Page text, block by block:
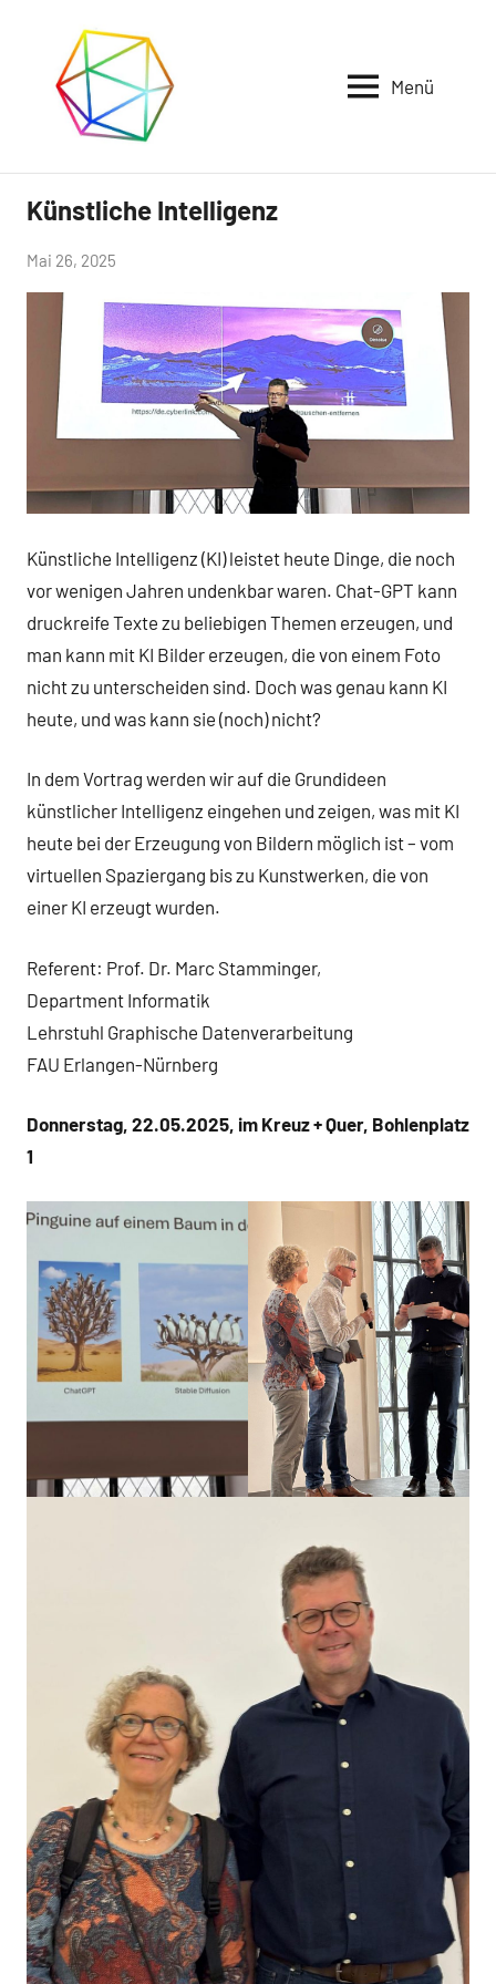
springen
vielseitig
e.V.
Menü
Uncategorized
Künstliche Intelligenz
von
Günter
Roßmeißl
Mai 26, 2025
Künstliche Intelligenz (KI) leistet heute Dinge, die noch
vor wenigen Jahren undenkbar waren. Chat-GPT kann
druckreife Texte zu beliebigen Themen erzeugen, und
man kann mit KI Bilder erzeugen, die von einem Foto
nicht zu unterscheiden sind. Doch was genau kann KI
heute, und was kann sie (noch) nicht?
In dem Vortrag werden wir auf die Grundideen
künstlicher Intelligenz eingehen und zeigen, was mit KI
heute bei der Erzeugung von Bildern möglich ist – vom
virtuellen Spaziergang bis zu Kunstwerken, die von
einer KI erzeugt wurden.
Referent: Prof. Dr. Marc Stamminger,
Department Informatik
Lehrstuhl Graphische Datenverarbeitung
FAU Erlangen-Nürnberg
Donnerstag, 22.05.2025, im Kreuz + Quer, Bohlenplatz
1